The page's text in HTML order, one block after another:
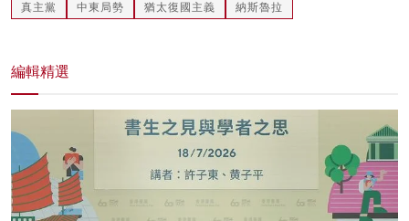
真主黨
中東局勢 猶太復國主義 納斯魯拉
編輯精選